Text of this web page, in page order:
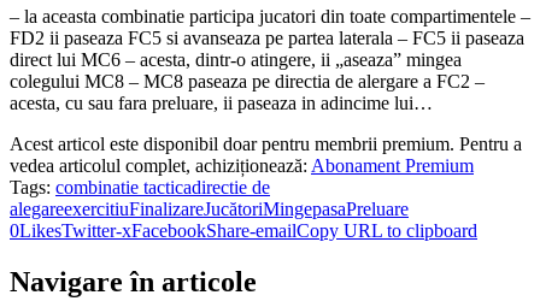
– la aceasta combinatie participa jucatori din toate compartimentele –
FD2 ii paseaza FC5 si avanseaza pe partea laterala – FC5 ii paseaza
direct lui MC6 – acesta, dintr-o atingere, ii „aseaza” mingea
colegului MC8 – MC8 paseaza pe directia de alergare a FC2 –
acesta, cu sau fara preluare, ii paseaza in adincime lui…
Acest articol este disponibil doar pentru membrii premium. Pentru a
vedea articolul complet, achiziționează: Abonament Premium
Tags: combinatie tacticadirectie de
alegareexercitiuFinalizareJucătoriMingepasaPreluare
0LikesTwitter-xFacebookShare-emailCopy URL to clipboard
Navigare în articole